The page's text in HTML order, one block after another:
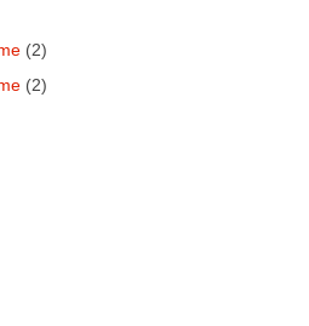
(2)
(2)